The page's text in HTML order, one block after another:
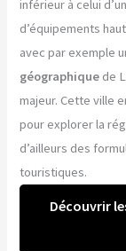
inférieur à celui
d’équipements
avec par exemple
géographique de
majeur. Cette ville
pour explorer la
d’ailleurs des
touristiques.
Découvrir